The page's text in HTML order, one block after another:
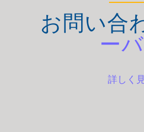
お問い合
ー
詳しく